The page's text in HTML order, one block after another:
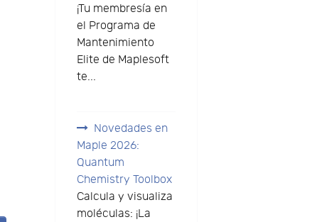
¡Tu membresía en
el Programa de
Mantenimiento
Elite de Maplesoft
te...
Novedades en
Maple 2026:
Quantum
Chemistry Toolbox
Calcula y visualiza
moléculas: ¡La